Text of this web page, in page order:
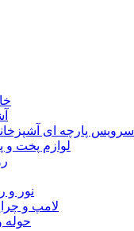
سرویس پارچه ای
لوازم پخت و
نور و
لامپ و
حوله